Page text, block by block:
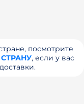
посмотрите
, если у вас